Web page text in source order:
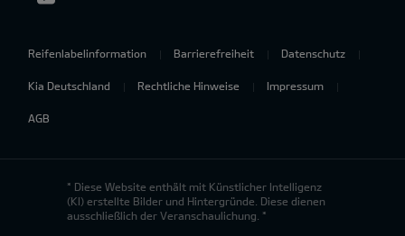
Reifenlabelinformation Barrierefreiheit Datenschutz
Kia Deutschland Rechtliche Hinweise Impressum
AGB
* Diese Website enthält mit Künstlicher Intelligenz
(KI) erstellte Bilder und Hintergründe. Diese dienen
ausschließlich der Veranschaulichung. *